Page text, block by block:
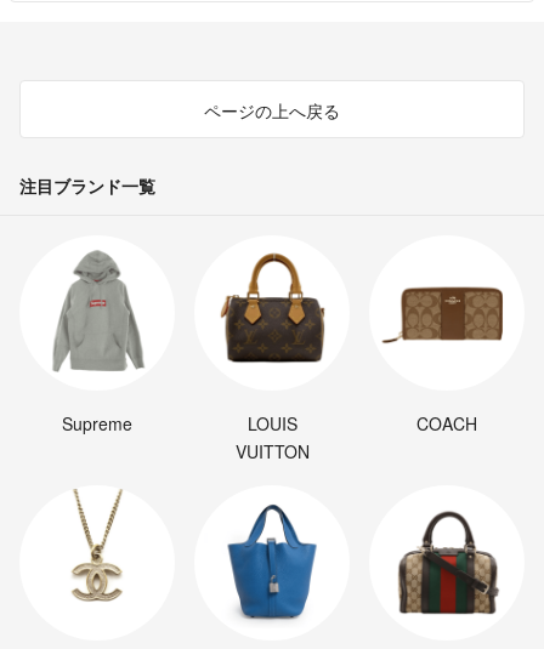
ページの上へ戻る
注目ブランド一覧
Supreme
LOUIS
VUITTON
COACH